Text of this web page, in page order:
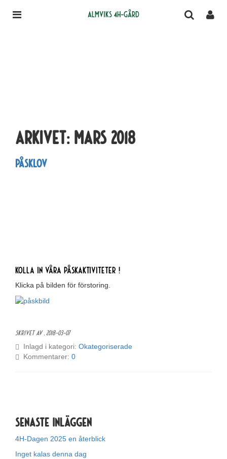
Almviks 4H-gård
Arkivet: mars 2018
Påsklov
Kolla in våra påskaktiviteter !
Klicka på bilden för förstoring.
Skrivet av ,2018-03-07
Inlagd i kategori: Okategoriserade
Kommentarer: 0
Senaste inläggen
4H-Dagen 2025 en återblick
Inget kalas denna dag